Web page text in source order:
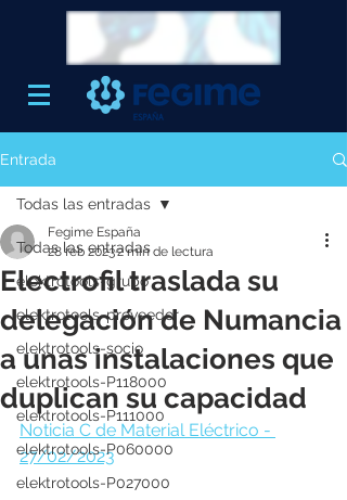
Entrada
Todas las entradas
elektrotools-grupo
elektrotools-proveedor
elektrotools-socio
elektrotools-P118000
elektrotools-P111000
elektrotools-P060000
elektrotools-P027000
Todas las entradas
Electrofil traslada su
delegación de Numancia
a unas instalaciones que
duplican su capacidad
Fegime España
28 feb 20232 min de lectura
Noticia C de Material Eléctrico -
27/02/2023